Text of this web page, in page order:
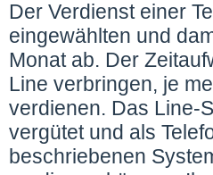
Der Verdienst einer
eingewählten und
Monat ab. Der
Line verbringen, je
verdienen. Das Line-
vergütet und als
beschriebenen